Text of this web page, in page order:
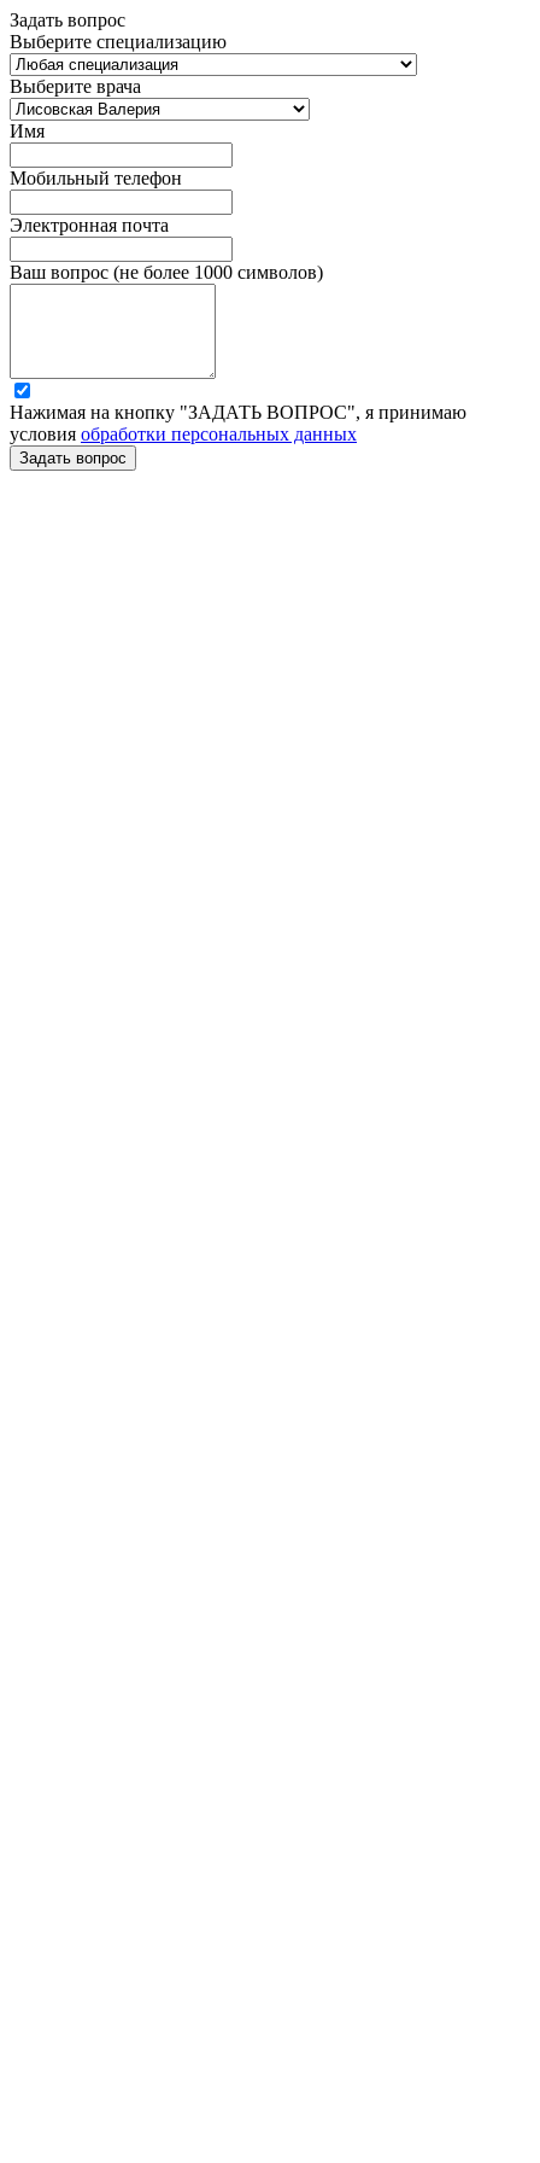
Задать вопрос
Выберите специализацию
Выберите врача
Имя
Мобильный телефон
Электронная почта
Ваш вопрос (не более 1000 символов)
Нажимая на кнопку "ЗАДАТЬ ВОПРОС", я принимаю
условия обработки персональных данных
Задать вопрос